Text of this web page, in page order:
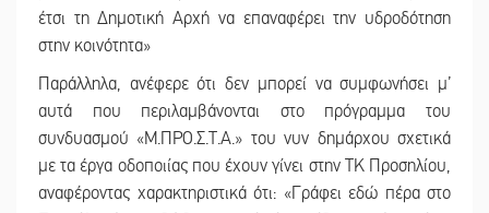
έτσι τη Δημοτική Αρχή να επαναφέρει την υδροδότηση
στην κοινότητα»
Παράλληλα, ανέφερε ότι δεν μπορεί να συμφωνήσει μ’
αυτά που περιλαμβάνονται στο πρόγραμμα του
συνδυασμού «Μ.ΠΡΟ.Σ.Τ.Α.» του νυν δημάρχου σχετικά
με τα έργα οδοποιίας που έχουν γίνει στην ΤΚ Προσηλίου,
αναφέροντας χαρακτηριστικά ότι: «Γράφει εδώ πέρα στο